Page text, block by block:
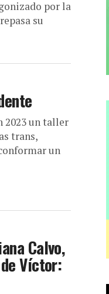
por la
su
2023 un taller
trans,
un
Calvo,
Víctor: